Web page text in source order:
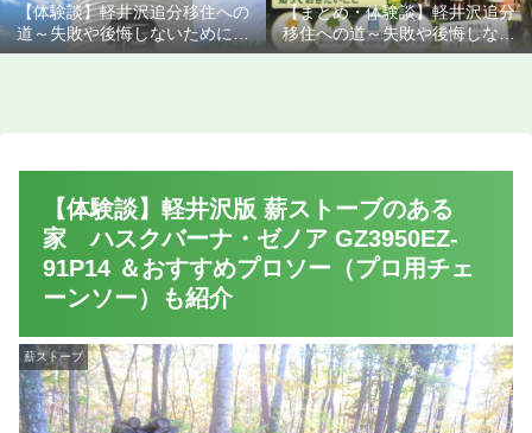
【体験談】軽井沢追分移住への
道～失敗や後悔しないために知
っておきたいこと
【まとめ・体験談】軽井沢追分
移住への道～失敗や後悔しない
ために知っておきたいこと
【体験談】軽井沢版 薪ストーブのある
家 ハスクバーナ・ゼノア GZ3950EZ-
91P14 ＆おすすめプロソー（プロ用チェ
ーンソー）も紹介
薪ストーブ